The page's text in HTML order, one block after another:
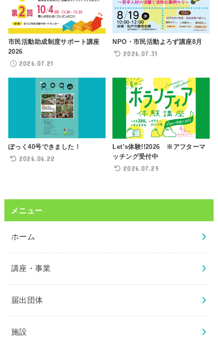
市民活動助成制度サポート講座
2026
2026.07.21
NPO・市民活動よろず講座8月
2026.07.31
ぽっく40号できました！
2026.06.22
Let’s体験!!2026 ※アフターマ
ッチング受付中
2026.07.29
メニュー
ホーム
講座・事業
届出団体
施設